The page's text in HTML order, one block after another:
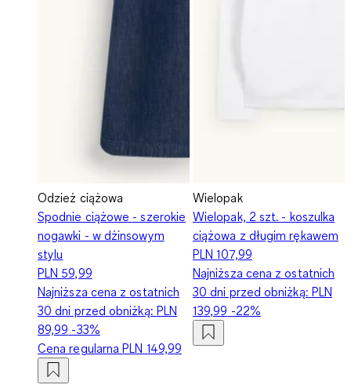
Odzież ciążowa
Spodnie ciążowe - szerokie
nogawki - w dżinsowym
stylu
PLN 59,99
Najniższa cena z ostatnich
30 dni przed obniżką: PLN
89,99 -33%
Cena regularnaPLN 149,99
Wielopak
Wielopak, 2 szt. - koszulka
ciążowa z długim rękawem
PLN 107,99
Najniższa cena z ostatnich
30 dni przed obniżką: PLN
139,99 -22%